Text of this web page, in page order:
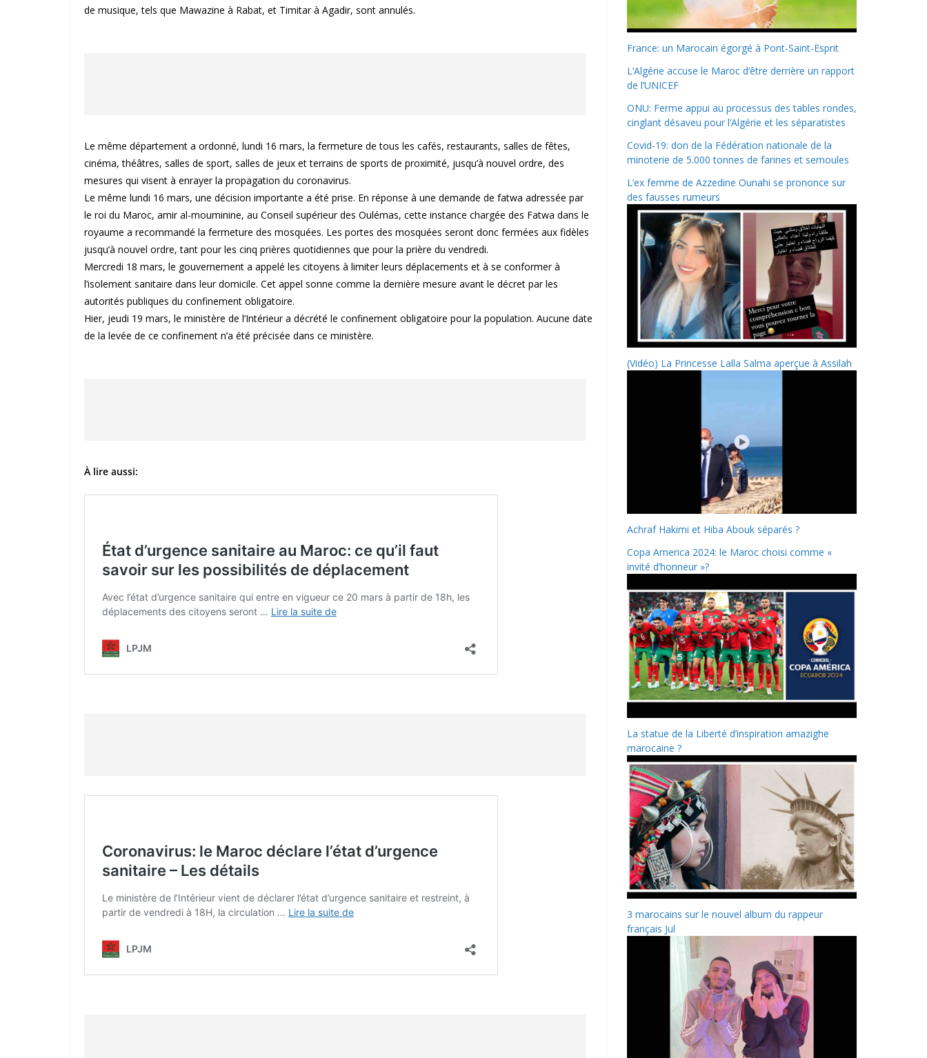
de musique, tels que Mawazine à Rabat, et Timitar à Agadir, sont annulés.
Le même département a ordonné, lundi 16 mars, la fermeture de tous les cafés, restaurants, salles de fêtes,
cinéma, théâtres, salles de sport, salles de jeux et terrains de sports de proximité, jusqu’à nouvel ordre, des
mesures qui visent à enrayer la propagation du coronavirus.
Le même lundi 16 mars, une décision importante a été prise. En réponse à une demande de fatwa adressée par
le roi du Maroc, amir al-mouminine, au Conseil supérieur des Oulémas, cette instance chargée des Fatwa dans le
royaume a recommandé la fermeture des mosquées. Les portes des mosquées seront donc fermées aux fidèles
jusqu’à nouvel ordre, tant pour les cinq prières quotidiennes que pour la prière du vendredi.
Mercredi 18 mars, le gouvernement a appelé les citoyens à limiter leurs déplacements et à se conformer à
l’isolement sanitaire dans leur domicile. Cet appel sonne comme la dernière mesure avant le décret par les
autorités publiques du confinement obligatoire.
Hier, jeudi 19 mars, le ministère de l’Intérieur a décrété le confinement obligatoire pour la population. Aucune date
de la levée de ce confinement n’a été précisée dans ce ministère.
À lire aussi:
France: un Marocain égorgé à Pont-Saint-Esprit
L’Algérie accuse le Maroc d’être derrière un rapport
de l’UNICEF
ONU: Ferme appui au processus des tables rondes,
cinglant désaveu pour l’Algérie et les séparatistes
Covid-19: don de la Fédération nationale de la
minoterie de 5.000 tonnes de farines et semoules
L’ex femme de Azzedine Ounahi se prononce sur
des fausses rumeurs
(Vidéo) La Princesse Lalla Salma aperçue à Assilah
Achraf Hakimi et Hiba Abouk séparés ?
Copa America 2024: le Maroc choisi comme «
invité d’honneur »?
La statue de la Liberté d’inspiration amazighe
marocaine ?
3 marocains sur le nouvel album du rappeur
français Jul